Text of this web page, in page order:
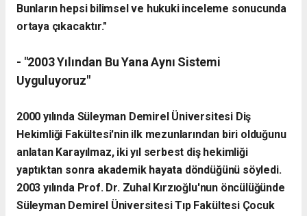
Bunların hepsi bilimsel ve hukuki inceleme sonucunda
ortaya çıkacaktır."
- "2003 Yılından Bu Yana Aynı Sistemi
Uyguluyoruz"
2000 yılında Süleyman Demirel Üniversitesi Diş
Hekimliği Fakültesi'nin ilk mezunlarından biri olduğunu
anlatan Karayılmaz, iki yıl serbest diş hekimliği
yaptıktan sonra akademik hayata döndüğünü söyledi.
2003 yılında Prof. Dr. Zuhal Kırzıoğlu'nun öncülüğünde
Süleyman Demirel Üniversitesi Tıp Fakültesi Çocuk